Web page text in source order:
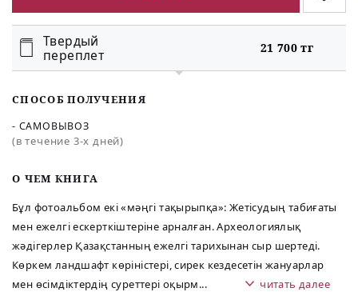
O ЧЕМ КНИГА
Бұл фотоальбом екі «мәңгі тақырыпқа»: Жетісудың табиғаты
мен ежелгі ескерткіштеріне арналған. Археологиялық
жәдігерлер Қазақстанның ежелгі тарихынан сыр шертеді.
Көркем ландшафт көріністері, сирек кездесетін жануарлар
мен өсімдіктердің суреттері оқырм... читать далее
Твердый
переплет
21 700 тг
СПОСОБ ПОЛУЧЕНИЯ
- САМОВЫВОЗ
(в течение 3-х дней)